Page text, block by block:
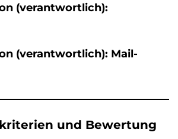
(verantwortlich):
(verantwortlich): Mail-
und Bewertung